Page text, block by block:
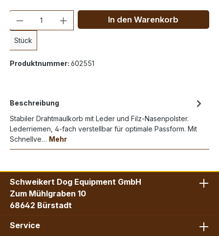
Anzahl
Stück
In den Warenkorb
Produktnummer: 602551
Beschreibung
Stabiler Drahtmaulkorb mit Leder und Filz-Nasenpolster.
Lederriemen, 4-fach verstellbar für optimale Passform. Mit
Schnellve… Mehr
Schweikert Dog Equipment GmbH
Zum Mühlgraben 10
68642 Bürstadt
Service